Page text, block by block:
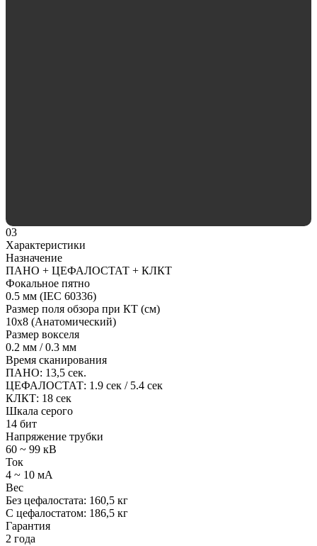
03
Характеристики
Назначение
ПАНО + ЦЕФАЛОСТАТ + КЛКТ
Фокальное пятно
0.5 мм (IEC 60336)
Размер поля обзора при КТ (см)
10x8 (Анатомический)
Размер вокселя
0.2 мм / 0.3 мм
Время сканирования
ПАНО: 13,5 сек.
ЦЕФАЛОСТАТ: 1.9 сек / 5.4 сек
КЛКТ: 18 сек
Шкала серого
14 бит
Напряжение трубки
60 ~ 99 кВ
Ток
4 ~ 10 мA
Вес
Без цефалостата: 160,5 кг
С цефалостатом: 186,5 кг
Гарантия
2 года